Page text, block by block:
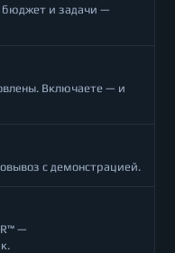
и задачи —
Включаете — и
с демонстрацией.
—